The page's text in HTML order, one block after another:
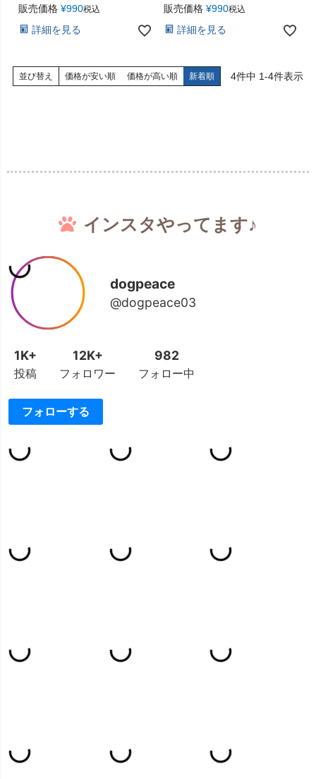
販売価格 ¥990税込
詳細を見る
販売価格 ¥990税込
詳細を見る
並び替え 価格が安い順 価格が高い順 新着順 4件中 1-4件表示
インスタやってます♪